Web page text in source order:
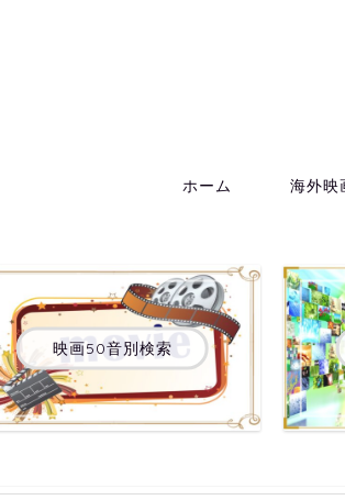
ホーム 海外映
映画50音別検索